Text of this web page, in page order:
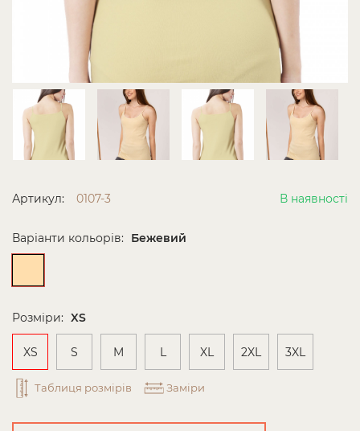
Артикул: 0107-3 В наявності
Варіанти кольорів: Бежевий
Розміри: XS
XS S M L XL 2XL 3XL
Таблиця розмірів Заміри